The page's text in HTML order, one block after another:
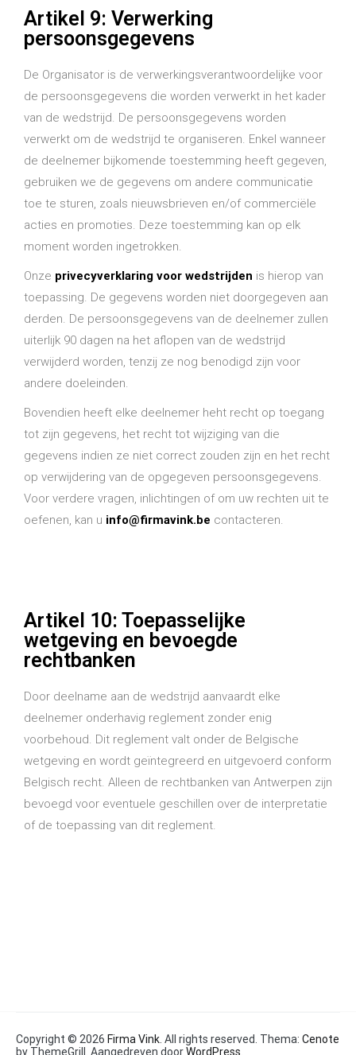
Artikel 9: Verwerking
persoonsgegevens
De Organisator is de verwerkingsverantwoordelijke voor
de persoonsgegevens die worden verwerkt in het kader
van de wedstrijd. De persoonsgegevens worden
verwerkt om de wedstrijd te organiseren. Enkel wanneer
de deelnemer bijkomende toestemming heeft gegeven,
gebruiken we de gegevens om andere communicatie
toe te sturen, zoals nieuwsbrieven en/of commerciële
acties en promoties. Deze toestemming kan op elk
moment worden ingetrokken.
Onze privecyverklaring voor wedstrijden is hierop van
toepassing. De gegevens worden niet doorgegeven aan
derden. De persoonsgegevens van de deelnemer zullen
uiterlijk 90 dagen na het aflopen van de wedstrijd
verwijderd worden, tenzij ze nog benodigd zijn voor
andere doeleinden.
Bovendien heeft elke deelnemer heht recht op toegang
tot zijn gegevens, het recht tot wijziging van die
gegevens indien ze niet correct zouden zijn en het recht
op verwijdering van de opgegeven persoonsgegevens.
Voor verdere vragen, inlichtingen of om uw rechten uit te
oefenen, kan u info@firmavink.be contacteren.
Artikel 10: Toepasselijke
wetgeving en bevoegde
rechtbanken
Door deelname aan de wedstrijd aanvaardt elke
deelnemer onderhavig reglement zonder enig
voorbehoud. Dit reglement valt onder de Belgische
wetgeving en wordt geïntegreerd en uitgevoerd conform
Belgisch recht. Alleen de rechtbanken van Antwerpen zijn
bevoegd voor eventuele geschillen over de interpretatie
of de toepassing van dit reglement.
Copyright © 2026 Firma Vink . All rights reserved. Thema: Cenote
by ThemeGrill. Aangedreven doorWordPress